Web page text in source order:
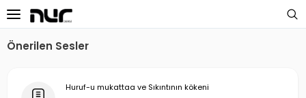
Dersleri
Önerilen Sesler
Huruf-u mukattaa ve Sıkıntının kökeni